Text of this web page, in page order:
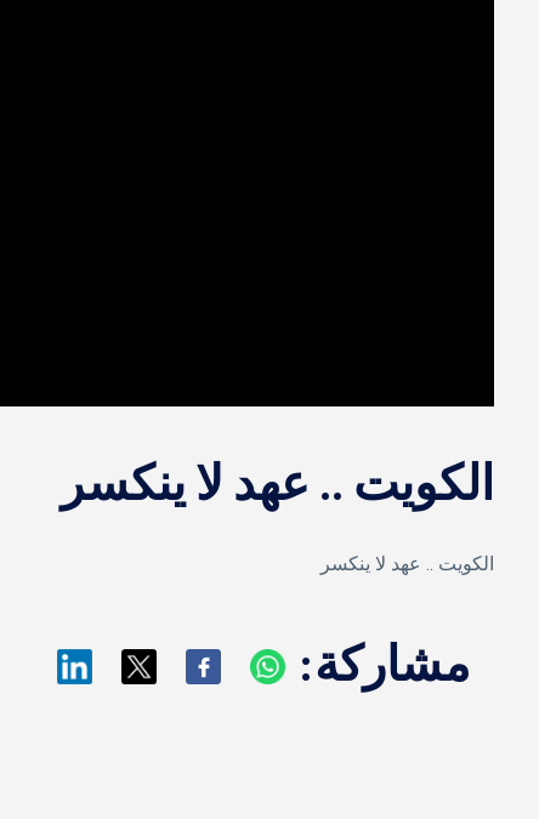
الكويت .. عهد لا ينكسر
الكويت .. عهد لا ينكسر
مشاركة: